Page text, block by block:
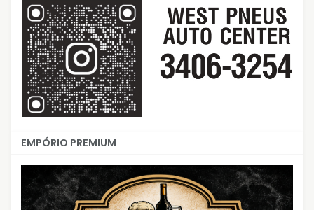
EMPÓRIO PREMIUM